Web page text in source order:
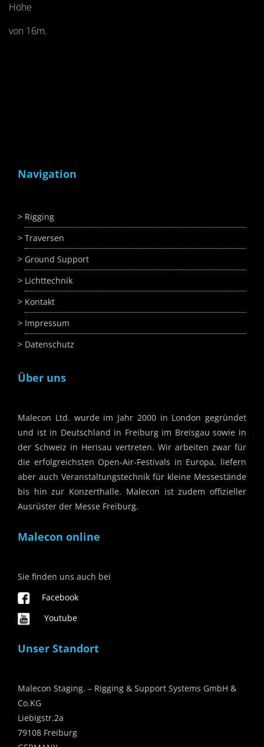
Höhe
von 16m.
Navigation
Rigging
Traversen
Ground Support
Lichttechnik
Kontakt
Impressum
Datenschutz
Über uns
Malecon Ltd. wurde im Jahr 2000 in London gegründet
und ist in Deutschland in Freiburg im Breisgau sowie in
der Schweiz in Herisau vertreten. Wir arbeiten zwar für
die erfolgreichsten Open-Air-Festivals in Europa, liefern
aber auch Veranstaltungstechnik für kleine Messestände
bis hin zur Konzerthalle. Malecon ist zudem offizieller
Ausrüster der Messe Freiburg.
Malecon online
Sie finden uns auch bei
Facebook
Youtube
Unser Standort
Malecon Staging. – Rigging & Support Systems GmbH &
Co.KG
Liebigstr.2a
79108 Freiburg